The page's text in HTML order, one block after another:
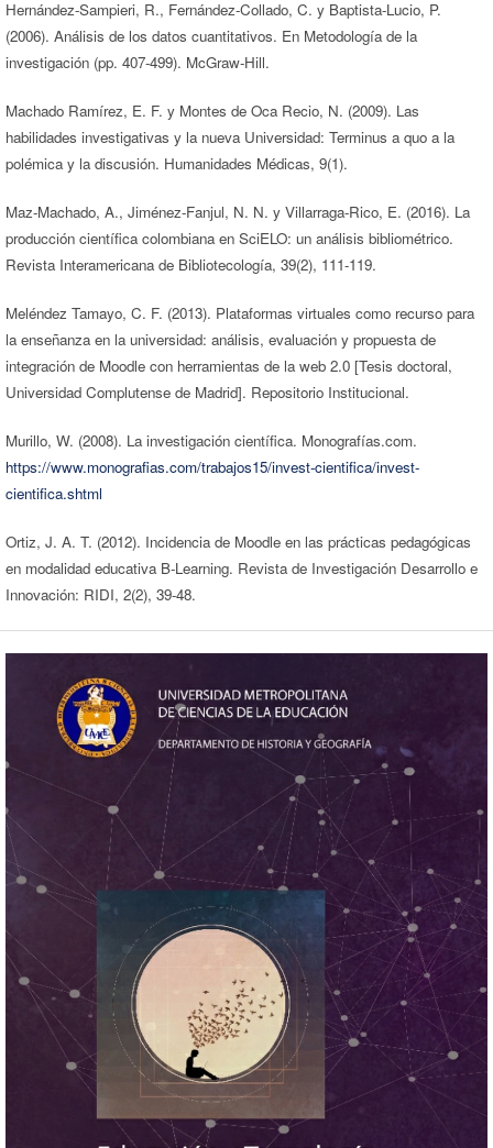
Hernández-Sampieri, R., Fernández-Collado, C. y Baptista-Lucio, P.
(2006). Análisis de los datos cuantitativos. En Metodología de la
investigación (pp. 407-499). McGraw-Hill.
Machado Ramírez, E. F. y Montes de Oca Recio, N. (2009). Las
habilidades investigativas y la nueva Universidad: Terminus a quo a la
polémica y la discusión. Humanidades Médicas, 9(1).
Maz-Machado, A., Jiménez-Fanjul, N. N. y Villarraga-Rico, E. (2016). La
producción científica colombiana en SciELO: un análisis bibliométrico.
Revista Interamericana de Bibliotecología, 39(2), 111-119.
Meléndez Tamayo, C. F. (2013). Plataformas virtuales como recurso para
la enseñanza en la universidad: análisis, evaluación y propuesta de
integración de Moodle con herramientas de la web 2.0 [Tesis doctoral,
Universidad Complutense de Madrid]. Repositorio Institucional.
Murillo, W. (2008). La investigación científica. Monografías.com.
https://www.monografias.com/trabajos15/invest-cientifica/invest-
cientifica.shtml
Ortiz, J. A. T. (2012). Incidencia de Moodle en las prácticas pedagógicas
en modalidad educativa B-Learning. Revista de Investigación Desarrollo e
Innovación: RIDI, 2(2), 39-48.